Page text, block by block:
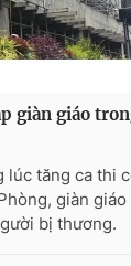
giàn giáo
lúc tăng ca thi
giàn
bị thương.